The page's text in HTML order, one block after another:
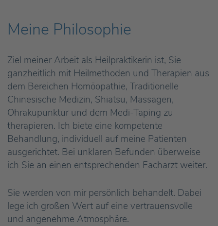
Meine Philosophie
Ziel meiner Arbeit als Heilpraktikerin ist, Sie
ganzheitlich mit Heilmethoden und Therapien aus
dem Bereichen Homöopathie, Traditionelle
Chinesische Medizin, Shiatsu, Massagen,
Ohrakupunktur und dem Medi-Taping zu
therapieren. Ich biete eine kompetente
Behandlung, individuell auf meine Patienten
ausgerichtet. Bei unklaren Befunden überweise
ich Sie an einen entsprechenden Facharzt weiter.
Sie werden von mir persönlich behandelt. Dabei
lege ich großen Wert auf eine vertrauensvolle
und angenehme Atmosphäre.